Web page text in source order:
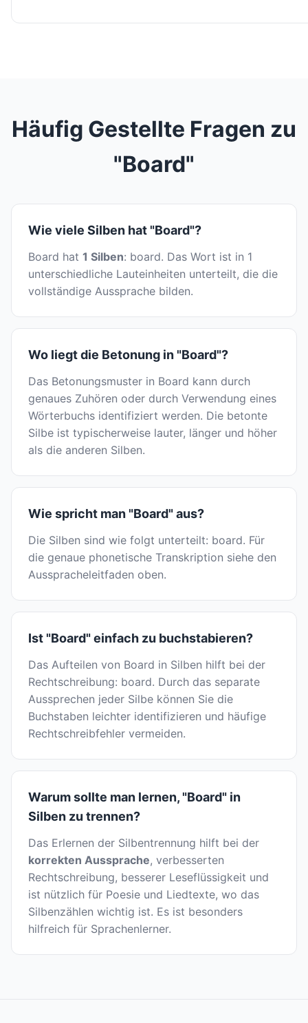
Häufig Gestellte Fragen zu
"Board"
Wie viele Silben hat "Board"?
Board hat 1 Silben: board. Das Wort ist in 1
unterschiedliche Lauteinheiten unterteilt, die die
vollständige Aussprache bilden.
Wo liegt die Betonung in "Board"?
Das Betonungsmuster in Board kann durch
genaues Zuhören oder durch Verwendung eines
Wörterbuchs identifiziert werden. Die betonte
Silbe ist typischerweise lauter, länger und höher
als die anderen Silben.
Wie spricht man "Board" aus?
Die Silben sind wie folgt unterteilt: board. Für
die genaue phonetische Transkription siehe den
Ausspracheleitfaden oben.
Ist "Board" einfach zu buchstabieren?
Das Aufteilen von Board in Silben hilft bei der
Rechtschreibung: board. Durch das separate
Aussprechen jeder Silbe können Sie die
Buchstaben leichter identifizieren und häufige
Rechtschreibfehler vermeiden.
Warum sollte man lernen, "Board" in
Silben zu trennen?
Das Erlernen der Silbentrennung hilft bei der
korrekten Aussprache, verbesserten
Rechtschreibung, besserer Leseflüssigkeit und
ist nützlich für Poesie und Liedtexte, wo das
Silbenzählen wichtig ist. Es ist besonders
hilfreich für Sprachenlerner.